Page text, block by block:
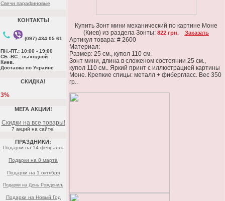
Свечи парафиновые
КОНТАКТЫ
(097) 434 05 61
ПН.-ПТ.: 10:00 - 19:00
СБ.-ВС.: выходной.
Киев.
Доставка по Украине
СКИДКА!
3%
МЕГА АКЦИИ!
Скидки на все товары!
7 акций на сайте!
ПРАЗДНИКИ:
Подарки на 14 февралљ
Подарки на 8 марта
Подарки на 1 октября
Подарки на День Рождениљ
Подарки на Новый Год
Купить Зонт мини механический по картине Моне
(Киев) из раздела Зонты: 822 грн. Заказать
Артикул товара: # 2600
Материал:
Размер: 25 см., купол 110 см.
Зонт мини, длина в сложеном состоянии 25 см.,
купол 110 см.. Яркий принт с иллюстрацией картины
Моне. Крепкие спицы: металл + фибергласс. Вес 350
гр..